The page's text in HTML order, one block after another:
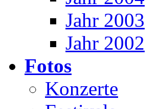
Jahr 2003
Jahr 2002
Fotos
Konzerte